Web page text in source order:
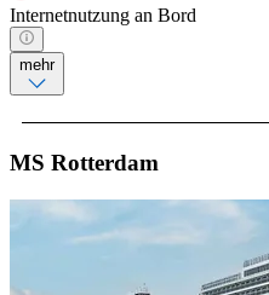
Internetnutzung an Bord
mehr
MS Rotterdam